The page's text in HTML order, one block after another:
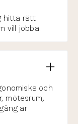
hitta rätt
vill jobba.
och
mötesrum,
är